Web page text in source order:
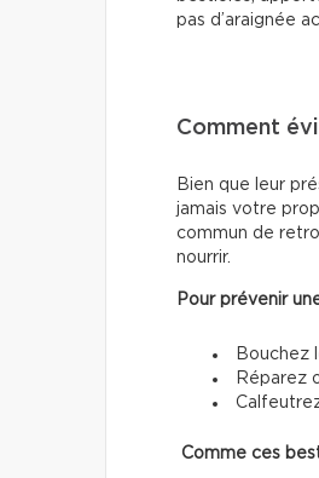
pas d’araignée
Comment
Bien que leur
jamais votre
commun de
nourrir.
Pour prévenir
Bouchez
Réparez
Comme ces